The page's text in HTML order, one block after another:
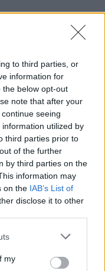
to third parties, or
information for
the below opt-out
note that after your
seeing
utilized by
third parties prior to
of the further
by third parties on the
information may
on the IAB’s List of
disclose it to other
my